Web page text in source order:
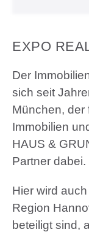
EXPO
Der
sich seit
München, der
Immobilien
HAUS &
Partner dabei.
Hier wird
Region
beteiligt sind,